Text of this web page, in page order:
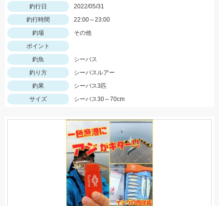
釣行日
2022/05/31
釣行時間
22:00～23:00
釣場
その他
ポイント
釣魚
シーバス
釣り方
シーバスルアー
釣果
シーバス3匹
サイズ
シーバス30～70cm